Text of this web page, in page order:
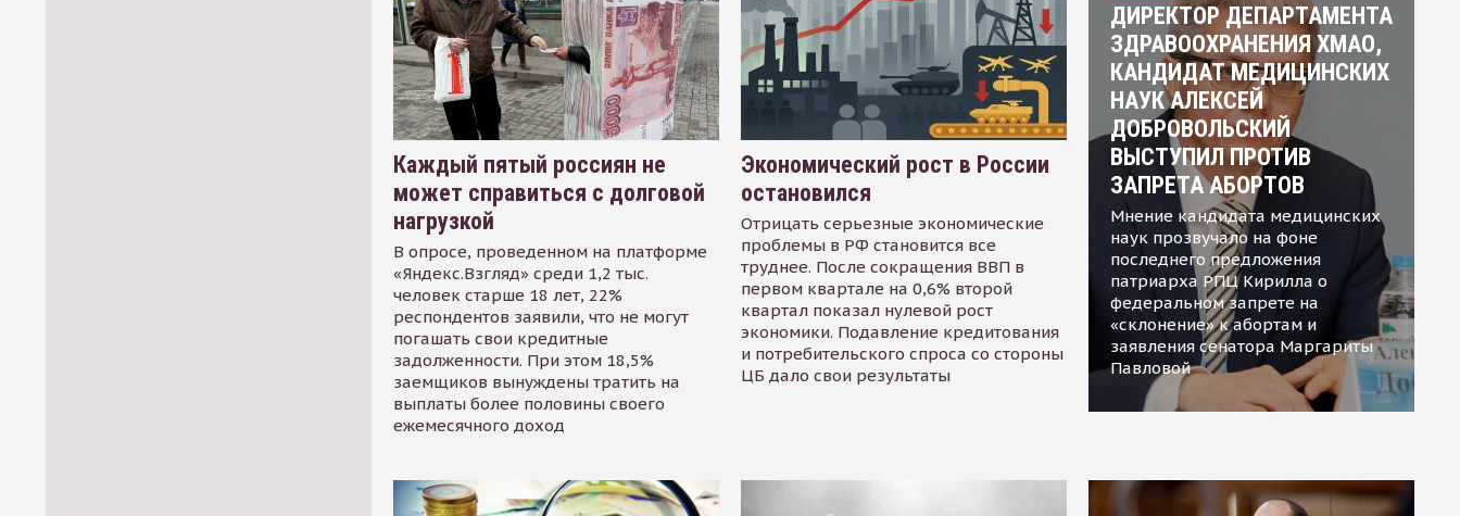
Каждый пятый россиян не
может справиться с долговой
нагрузкой
В опросе, проведенном на платформе
«Яндекс.Взгляд» среди 1,2 тыс.
человек старше 18 лет, 22%
респондентов заявили, что не могут
погашать свои кредитные
задолженности. При этом 18,5%
заемщиков вынуждены тратить на
выплаты более половины своего
ежемесячного доход
Экономический рост в России
остановился
Отрицать серьезные экономические
проблемы в РФ становится все
труднее. После сокращения ВВП в
первом квартале на 0,6% второй
квартал показал нулевой рост
экономики. Подавление кредитования
и потребительского спроса со стороны
ЦБ дало свои результаты
ДИРЕКТОР ДЕПАРТАМЕНТА
ЗДРАВООХРАНЕНИЯ ХМАО,
КАНДИДАТ МЕДИЦИНСКИХ
НАУК АЛЕКСЕЙ
ДОБРОВОЛЬСКИЙ
ВЫСТУПИЛ ПРОТИВ
ЗАПРЕТА АБОРТОВ
Мнение кандидата медицинских
наук прозвучало на фоне
последнего предложения
патриарха РПЦ Кирилла о
федеральном запрете на
«склонение» к абортам и
заявления сенатора Маргариты
Павловой